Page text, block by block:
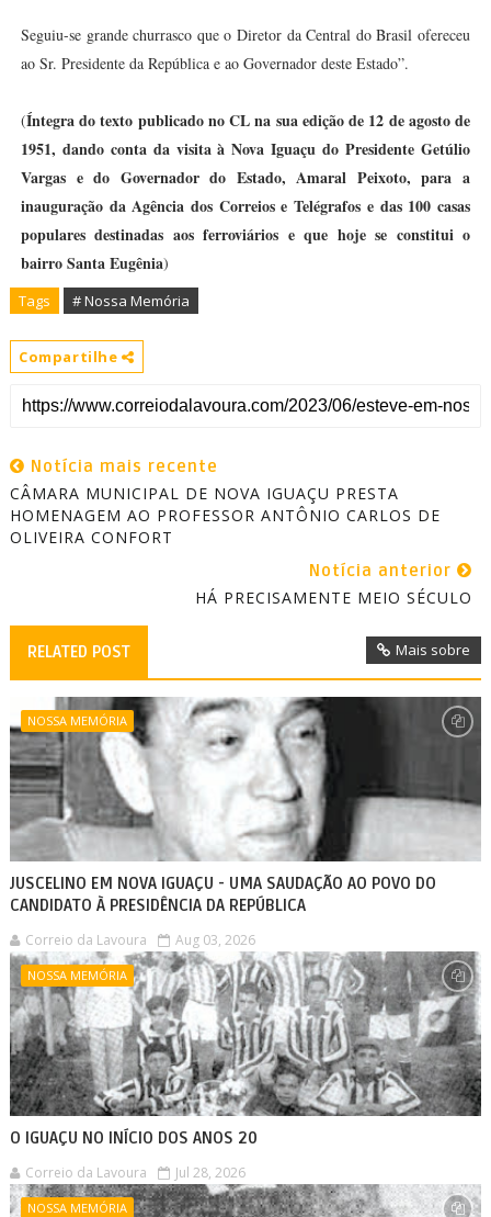
Seguiu-se grande churrasco que o Diretor da Central do Brasil ofereceu
ao Sr. Presidente da República e ao Governador deste Estado”.
(Íntegra do texto publicado no CL na sua edição de 12 de agosto de
1951, dando conta da visita à Nova Iguaçu do Presidente Getúlio
Vargas e do Governador do Estado, Amaral Peixoto, para a
inauguração da Agência dos Correios e Telégrafos e das 100 casas
populares destinadas aos ferroviários e que hoje se constitui o
bairro Santa Eugênia)
Tags # Nossa Memória
Compartilhe
Notícia mais recente
CÂMARA MUNICIPAL DE NOVA IGUAÇU PRESTA
HOMENAGEM AO PROFESSOR ANTÔNIO CARLOS DE
OLIVEIRA CONFORT
Notícia anterior
HÁ PRECISAMENTE MEIO SÉCULO
RELATED POST Mais sobre
NOSSA MEMÓRIA
JUSCELINO EM NOVA IGUAÇU - UMA SAUDAÇÃO AO POVO DO
CANDIDATO À PRESIDÊNCIA DA REPÚBLICA
Correio da Lavoura Aug 03, 2026
NOSSA MEMÓRIA
O IGUAÇU NO INÍCIO DOS ANOS 20
Correio da Lavoura Jul 28, 2026
NOSSA MEMÓRIA